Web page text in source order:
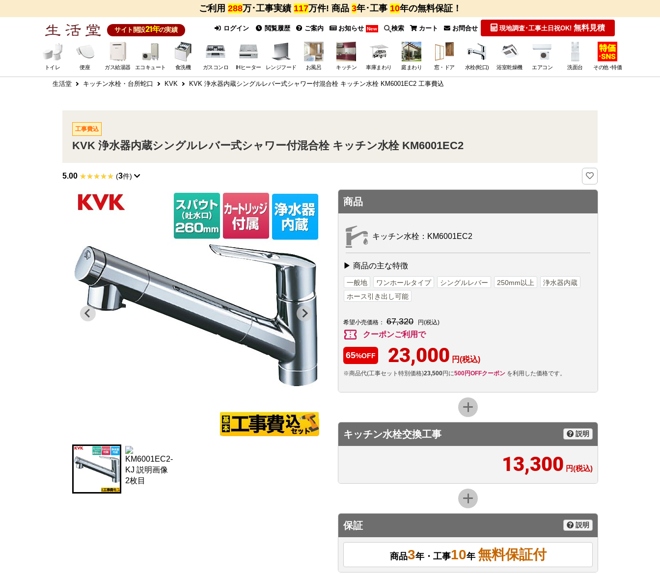
ご利用 288万･工事実績 117万件! 商品 3年･工事 10年の無料保証！
サイト開設21年の実績 ログイン 閲覧履歴 ご案内 お知らせ New 検索 カート お問合せ 現地調査･工事土日祝OK! 無料見積
トイレ 便座 ガス給湯器 エコキュート 食洗機 ガスコンロ IHヒーター レンジフード お風呂 キッチン 車庫まわり 庭まわり 窓・ドア 水栓(蛇口) 浴室乾燥機 エアコン 洗面台 その他･特価
生活堂 キッチン水栓・台所蛇口 KVK KVK 浄水器内蔵シングルレバー式シャワー付混合栓 キッチン水栓 KM6001EC2 工事費込
工事費込
KVK 浄水器内蔵シングルレバー式シャワー付混合栓 キッチン水栓 KM6001EC2
5.00 (3件)
商品
キッチン水栓：KM6001EC2
▶ 商品の主な特徴
一般地 ワンホールタイプ シングルレバー 250mm以上
浄水器内蔵
ホース引き出し可能
希望小売価格： 67,320 円(税込)
confirmation_number クーポンご利用で
65%OFF 23,000 円(税込)
※商品代(工事セット特別価格)23,500円に500円OFFクーポン を利用した価格です。
キッチン水栓交換工事 説明
13,300 円(税込)
保証 説明
商品3年・工事10年 無料保証付